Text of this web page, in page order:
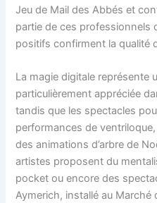
Jeu de Mail des Abbés et
partie de ces professionnels
positifs confirment la qualité
La magie digitale représente
particulièrement appréciée
tandis que les spectacles
performances de
des animations d’arbre de
artistes proposent du
pocket ou encore des
Aymerich, installé au Marché